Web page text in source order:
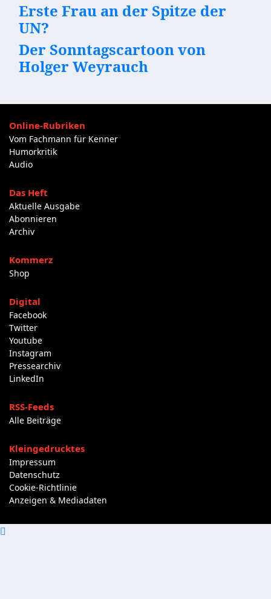
Erste Frau an der Spitze der
UN?
Der Sonntagscartoon von
Holger Weyrauch
Online-Rubriken
Vom Fachmann für Kenner
Humorkritik
Audio
Das Heft
Aktuelle Ausgabe
Abonnieren
Archiv
Kommerz
Shop
Digital
Facebook
Twitter
Youtube
Instagram
Pressearchiv
LinkedIn
RSS-Feeds
Alle Beiträge
Kleingedrucktes
Impressum
Datenschutz
Cookie-Richtlinie
Anzeigen & Mediadaten